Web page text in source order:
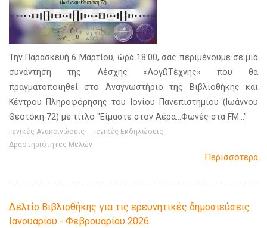
Την Παρασκευή 6 Μαρτίου, ώρα 18:00, σας περιμένουμε σε μια
συνάντηση της Λέσχης «ΛογΩΤέχνης» που θα
πραγματοποιηθεί στο Αναγνωστήριο της Βιβλιοθήκης και
Κέντρου Πληροφόρησης του Ιονίου Πανεπιστημίου (Ιωάννου
Θεοτόκη 72) με τίτλο "Είμαστε στον Αέρα…Φωνές στα FM…"
Γενικές Ανακοινώσεις
Γενικές Εκδηλώσεις
Δραστηριότητες Μελών
Περισσότερα
Δελτίο Βιβλιοθήκης για τις ερευνητικές δημοσιεύσεις
Ιανουαρίου - Φεβρουαρίου 2026